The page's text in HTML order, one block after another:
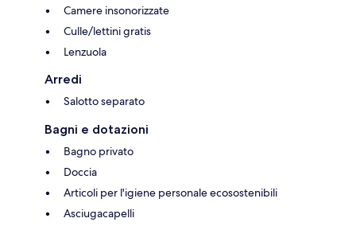
Camere insonorizzate
Culle/lettini gratis
Lenzuola
Arredi
Salotto separato
Bagni e dotazioni
Bagno privato
Doccia
Articoli per l'igiene personale ecosostenibili
Asciugacapelli